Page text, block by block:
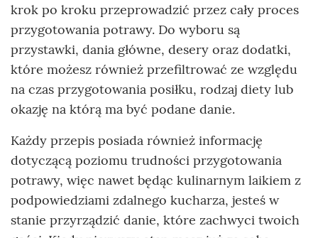
krok po kroku przeprowadzić przez cały proces
przygotowania potrawy. Do wyboru są
przystawki, dania główne, desery oraz dodatki,
które możesz również przefiltrować ze względu
na czas przygotowania posiłku, rodzaj diety lub
okazję na którą ma być podane danie.
Każdy przepis posiada również informację
dotyczącą poziomu trudności przygotowania
potrawy, więc nawet będąc kulinarnym laikiem z
podpowiedziami zdalnego kucharza, jesteś w
stanie przyrządzić danie, które zachwyci twoich